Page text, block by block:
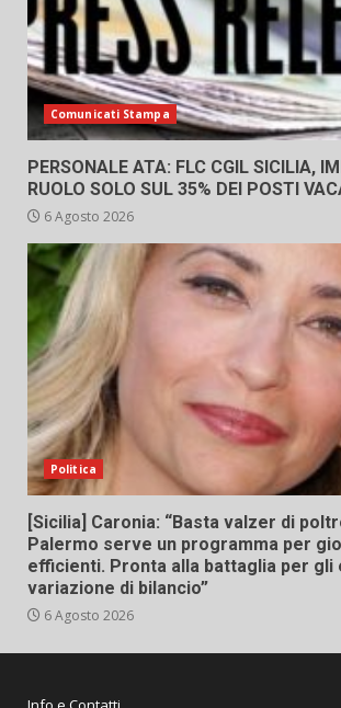
Comunicati Stampa
PERSONALE ATA: FLC CGIL SICILIA,
RUOLO SOLO SUL 35% DEI POSTI
6 Agosto 2026
Politica
[Sicilia] Caronia: “Basta valzer di
Palermo serve un programma per
efficienti. Pronta alla battaglia per gli
variazione di bilancio”
6 Agosto 2026